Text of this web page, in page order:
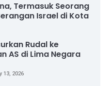
Termasuk Seorang
Israel di Kota
Rudal ke
AS di Lima Negara
13, 2026